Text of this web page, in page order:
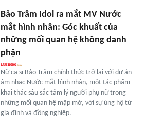
Bảo Trâm Idol ra mắt MV Nước
mắt hình nhân: Góc khuất của
những mối quan hệ không danh
phận
Nữ ca sĩ Bảo Trâm chính thức trở lại với dự án
âm nhạc Nước mắt hình nhân, một tác phẩm
khai thác sâu sắc tâm lý người phụ nữ trong
những mối quan hệ mập mờ, với sự ủng hộ từ
gia đình và đồng nghiệp.